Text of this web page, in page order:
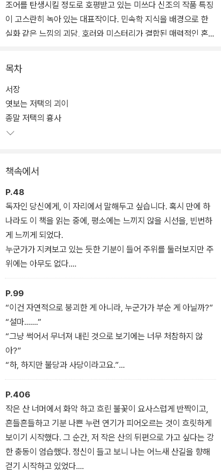
조어를 탄생시킬 정도로 호평받고 있는 미쓰다 신조의 작품 특징
이 고스란히 녹아 있는 대표작이다. 민속학 지식을 배경으로 한
실화 같은 느낌의 괴담, 호러와 미스터리가 결합된 매력적인 혼돈
스터리의 감옥으로 조용히 몰아넣는다.
공포소설 편집자 생활을 하다 직접 작가로 뛰어든 '나'는 편집자
시절부터 지금까지 공포 체험담을 채집하여 이를 소설 소재로 쓰
곤 한다. '나'는 우연한 기회에 괴담을 전문으로 연구하는 재야 민
속학자의 50년 전 대학 시절 실제 체험이 담긴 노트를 손에 넣는
내용을 살펴본 '나'는 편집자 시절 채집한 '엿보는 저택의 괴이'라
는 공포 체험담을 기억에 떠올리며 경악한다. 왠지 모를 불안감에
제쳐둔 그 체험담과 대학노트에 담긴 이야기 사이에 놀라운 연결
점이 있기 때문이다. 시공간이 전혀 다른 두 이야기에 모두 등장
하는 괴이한 존재의 정체는 무엇일까? 그리고 이 이야기를 세상
에 알린다면 혹시나 그 괴이한 존재가 작가와 독자에게 찾아오지
나 않을까?
갖가지 의문과 걱정하는 마음 한편으로, 이 무섭고도 흥미로운 두
이야기를 세상에 알릴 책임을 느낀 '나'는 두 이야기를 나란히 들
려준 뒤 자신만의 생각으로 '엿보는 소녀, 노조키메'의 정체를 추
리해보기로 한다.
목차
서장
엿보는 저택의 괴이
종말 저택의 흉사
책속에서
P.48
독자인 당신에게, 이 자리에서 말해두고 싶습니다. 혹시 만에 하
나라도 이 책을 읽는 중에, 평소에는 느끼지 않을 시선을, 빈번하
게 느끼게 되었다.
누군가가 지켜보고 있는 듯한 기분이 들어 주위를 둘러보지만 주
위에는 아무도 없다.
있을 수 없는 장소에서 누군가가 엿보고 있다, 그런 기분이 들어
서 견딜 수 없다.
이런 감각에 사로잡힌 경우에는 일단 거기서 이 책을 덮기를 권합
니다.
대부분이 단순한 기분 탓이겠지만, 만일을 위해서입니다.
_<서장> 중에서
P.99
“이건 자연적으로 붕괴한 게 아니라, 누군가가 부순 게 아닐까?”
“설마…….”
“그냥 썩어서 무너져 내린 것으로 보기에는 너무 처참하지 않
아?”
“하, 하지만 불당과 사당이라고요.”
“물론 그것에 상응하는 이유가 있었겠지만……. 나에겐 많은 사람
들이 몰려와서 부순 것처럼 보여.”
갑자기 섬뜩함을 느낀 시게루가 뒤늦게나마 조심조심 주위를 둘
러보기 시작했을 때였다.
“우와앗!”
벼랑의 묘지 오른쪽 아래에 모셔진 커다란 비석 뒤편에서 이쪽을
엿보고 있는 무표정한 얼굴을 깨닫고, 자기도 모르게 비명을 질렀
P.406
작은 산 너머에서 화악 하고 흐린 불꽃이 요사스럽게 반짝이고,
흔들흔들하고 기분 나쁜 누런 연기가 피어오르는 것이 흐릿하게
보이기 시작했다. 그 순간, 저 작은 산의 뒤편으로 가고 싶다는 강
한 충동이 엄습했다. 정신이 들고 보니 나는 어느새 산길을 향해
걷기 시작하고 있었다.